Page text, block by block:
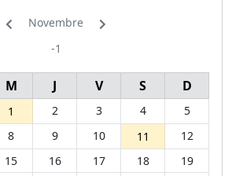
Novembre
-1
M J V S D
1 2 3 4
5
8 9 10 11
12
15 16 17 18
19